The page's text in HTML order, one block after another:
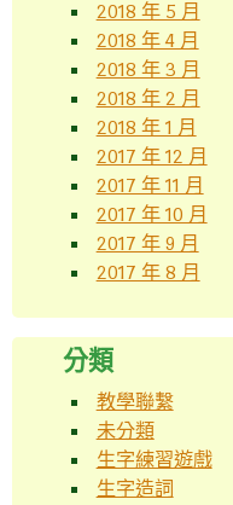
2018 年 5 月
2018 年 4 月
2018 年 3 月
2018 年 2 月
2018 年 1 月
2017 年 12 月
2017 年 11 月
2017 年 10 月
2017 年 9 月
2017 年 8 月
分類
教學聯繫
未分類
生字練習遊戲
生字造詞